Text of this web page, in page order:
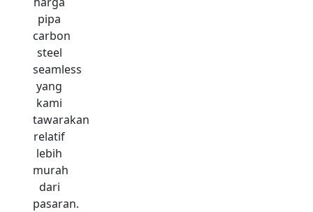
pipa
carbon
steel
seamless
yang
kami
tawarakan
relatif
lebih
murah
dari
pasaran.